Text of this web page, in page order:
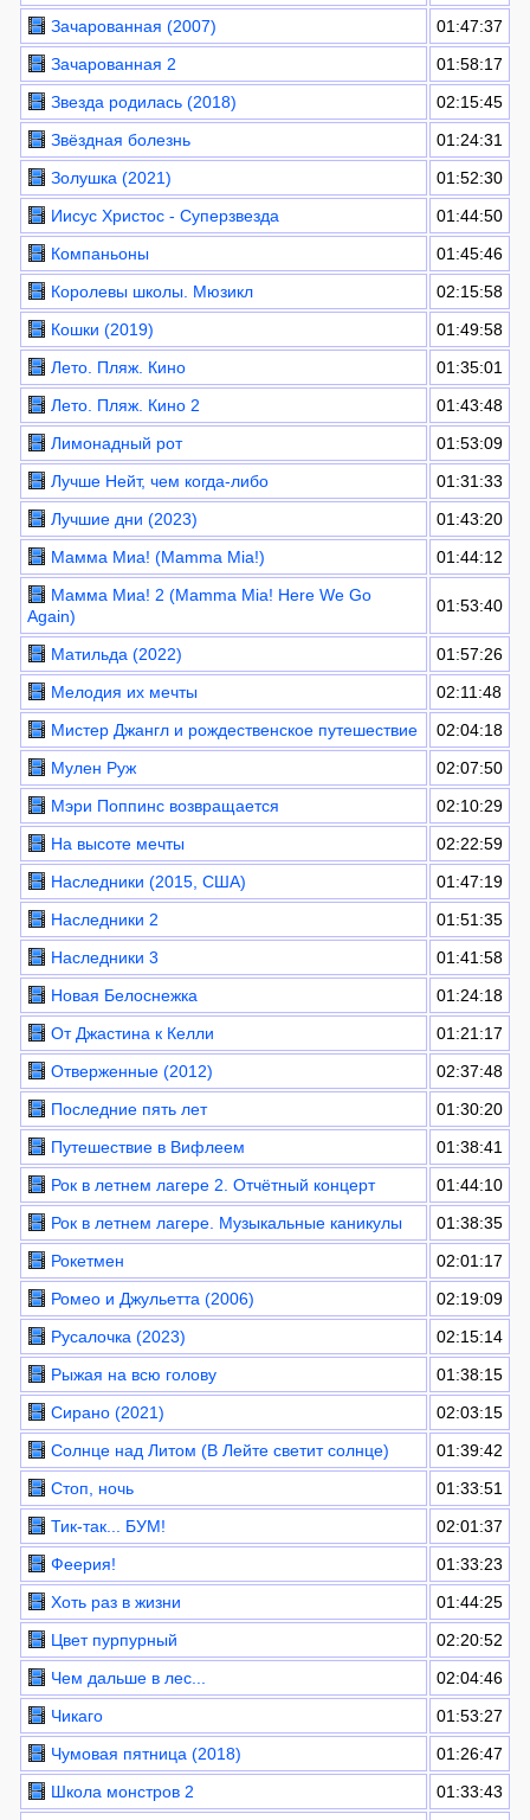
Зачарованная (2007)
01:47:37
Зачарованная 2
01:58:17
Звезда родилась (2018)
02:15:45
Звёздная болезнь
01:24:31
Золушка (2021)
01:52:30
Иисус Христос - Суперзвезда
01:44:50
Компаньоны
01:45:46
Королевы школы. Мюзикл
02:15:58
Кошки (2019)
01:49:58
Лето. Пляж. Кино
01:35:01
Лето. Пляж. Кино 2
01:43:48
Лимонадный рот
01:53:09
Лучше Нейт, чем когда-либо
01:31:33
Лучшие дни (2023)
01:43:20
Мамма Миа! (Mamma Mia!)
01:44:12
Мамма Миа! 2 (Mamma Mia! Here We Go
Again)
01:53:40
Матильда (2022)
01:57:26
Мелодия их мечты
02:11:48
Мистер Джангл и рождественское путешествие
02:04:18
Мулен Руж
02:07:50
Мэри Поппинс возвращается
02:10:29
На высоте мечты
02:22:59
Наследники (2015, США)
01:47:19
Наследники 2
01:51:35
Наследники 3
01:41:58
Новая Белоснежка
01:24:18
От Джастина к Келли
01:21:17
Отверженные (2012)
02:37:48
Последние пять лет
01:30:20
Путешествие в Вифлеем
01:38:41
Рок в летнем лагере 2. Отчётный концерт
01:44:10
Рок в летнем лагере. Музыкальные каникулы
01:38:35
Рокетмен
02:01:17
Ромео и Джульетта (2006)
02:19:09
Русалочка (2023)
02:15:14
Рыжая на всю голову
01:38:15
Сирано (2021)
02:03:15
Солнце над Литом (В Лейте светит cолнце)
01:39:42
Стоп, ночь
01:33:51
Тик-так... БУМ!
02:01:37
Феерия!
01:33:23
Хоть раз в жизни
01:44:25
Цвет пурпурный
02:20:52
Чем дальше в лес...
02:04:46
Чикаго
01:53:27
Чумовая пятница (2018)
01:26:47
Школа монстров 2
01:33:43